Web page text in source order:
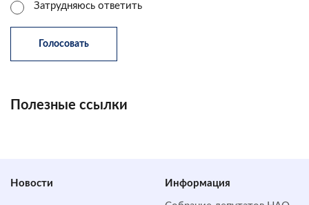
Затрудняюсь ответить
Полезные ссылки
Новости Информация